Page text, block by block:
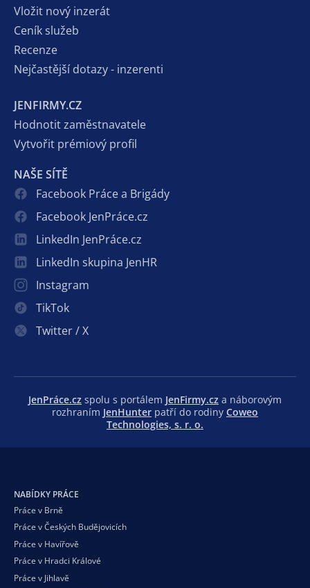
Vložit nový inzerát
Ceník služeb
Recenze
Nejčastější dotazy - inzerenti
JENFIRMY.CZ
Hodnotit zaměstnavatele
Vytvořit prémiový profil
NAŠE SÍTĚ
Facebook Práce a Brigády
Facebook JenPráce.cz
LinkedIn JenPráce.cz
LinkedIn skupina JenHR
Instagram
TikTok
Twitter / X
JenPráce.cz spolu s portálem JenFirmy.cz a náborovým
rozhraním JenHunter patří do rodiny Coweo
Technologies, s. r. o.
NABÍDKY PRÁCE
Práce v Brně
Práce v Českých Budějovicích
Práce v Havířově
Práce v Hradci Králové
Práce v Jihlavě